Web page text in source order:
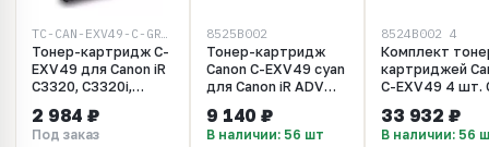
TC-CAN-EXV49-C-GRFT
Тонер-картридж C-
EXV49 для Canon iR
C3320, C3320i,
400гр, Grafit
2 984 ₽
Под заказ
8525B002
Тонер-картридж
Canon C-EXV49 cyan
для Canon iR ADV
C3325i, C3330i,
C3520i, C3525i,
9 140 ₽
В наличии: 56 шт
8524B002_4
Комплект
картриджей
C-EXV49 4 шт.
33 932 ₽
В наличии: 56